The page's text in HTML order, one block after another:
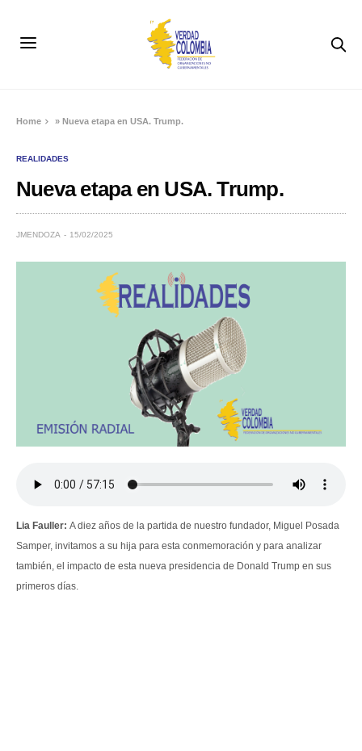
Home »Nueva etapa en USA. Trump.
REALIDADES
Nueva etapa en USA. Trump.
JMENDOZA 15/02/2025
Lia Fauller: A diez años de la partida de nuestro fundador, Miguel Posada
Samper, invitamos a su hija para esta conmemoración y para analizar
también, el impacto de esta nueva presidencia de Donald Trump en sus
primeros días.